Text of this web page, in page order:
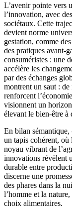
L’avenir pointe vers
l’innovation, avec
sociétaux. Cette
devient norme
gestation, comme
des pratiques avant-
consuméristes : une
accélère les
par des échanges
montrent un saut :
renforcent
visionnent un
élevant le bien-être à
En bilan sémantique,
un tapis cohérent, où
noyau vibrant de
innovations révèlent
durable entre
discerne une
des phares dans la
l’homme et la
choix alimentaires.